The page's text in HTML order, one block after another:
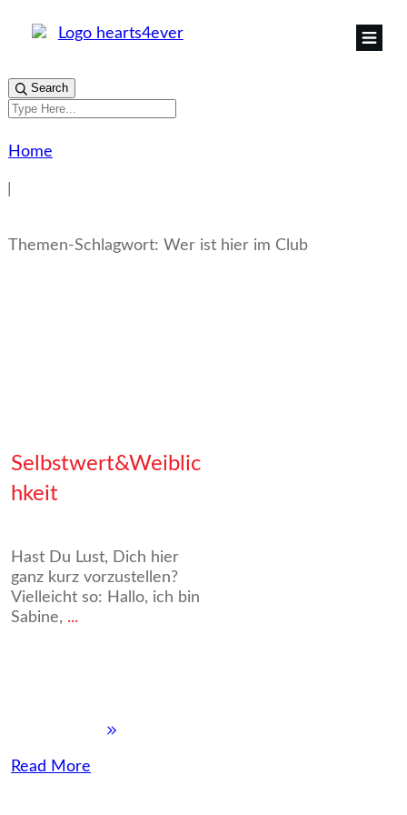
Search
Home
Themen-Schlagwort: Wer ist hier im Club
Selbstwert&Weiblic
hkeit
Hast Du Lust, Dich hier
ganz kurz vorzustellen?
Vielleicht so: Hallo, ich bin
Sabine, ...
Read More